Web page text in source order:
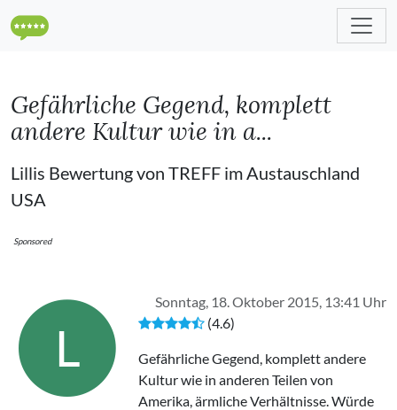
Gefährliche Gegend, komplett
andere Kultur wie in a...
Lillis Bewertung von TREFF im Austauschland
USA
Sponsored
L
Sonntag, 18. Oktober 2015, 13:41 Uhr
(4.6)
Gefährliche Gegend, komplett andere
Kultur wie in anderen Teilen von
Amerika, ärmliche Verhältnisse. Würde